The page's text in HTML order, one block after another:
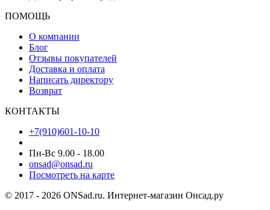
ПОМОЩЬ
О компании
Блог
Отзывы покупателей
Доставка и оплата
Написать директору
Возврат
КОНТАКТЫ
+7(910)601-10-10
Пн-Вс 9.00 - 18.00
onsad@onsad.ru
Посмотреть на карте
© 2017 - 2026 ONSad.ru. Интернет-магазин Онсад.ру